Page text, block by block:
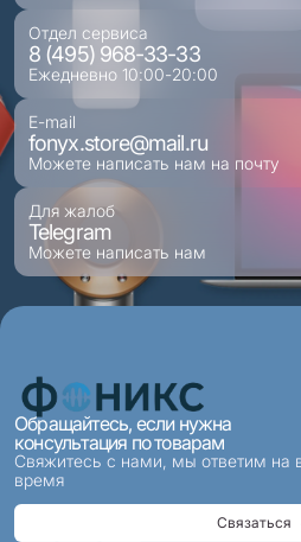
Отдел сервиса
8 (495) 968-33-33
Ежедневно 10:00-20:00
E-mail
fonyx.store@mail.ru
Можете написать нам на почту
Для жалоб
Telegram
Можете написать нам
Обращайтесь, если нужна
консультация по товарам
Свяжитесь с нами, мы ответим на
время
Связаться